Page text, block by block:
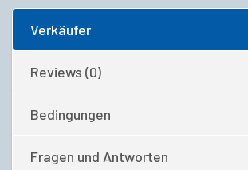
Verkäufer
Reviews (0)
Bedingungen
Fragen und Antworten